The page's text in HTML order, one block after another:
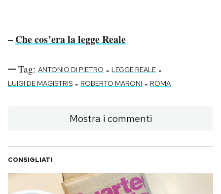
Area Personale
Regala il Post
Esci
– Che cos’era la legge Reale
Tag: ANTONIO DI PIETRO - LEGGE REALE -
LUIGI DE MAGISTRIS - ROBERTO MARONI - ROMA
Mostra i commenti
CONSIGLIATI